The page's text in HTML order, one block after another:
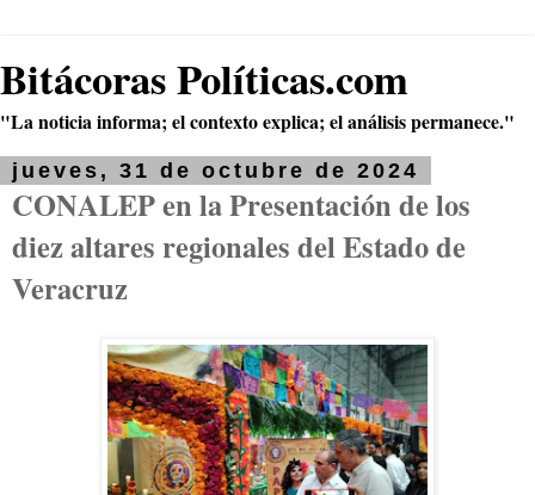
Bitácoras Políticas.com
"La noticia informa; el contexto explica; el análisis permanece."
jueves, 31 de octubre de 2024
CONALEP en la Presentación de los
diez altares regionales del Estado de
Veracruz